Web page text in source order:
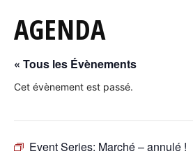
Laconnex
AGENDA
« Tous les Évènements
Cet évènement est passé.
Event Series: Marché – annulé !